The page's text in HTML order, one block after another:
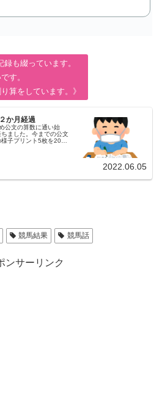
も綴っています。
す。
算をしています。》
か月経過
公文の算数に通い始
ました。今までの公文
子プリント5枚を20分
2022.06.05
競馬結果 競馬話
ンサーリンク